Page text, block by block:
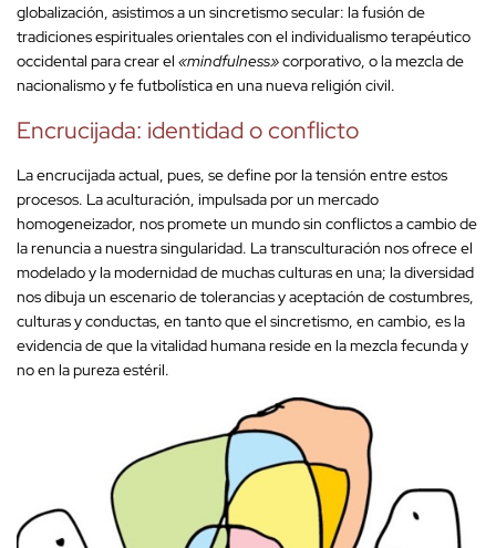
globalización, asistimos a un sincretismo secular: la fusión de
tradiciones espirituales orientales con el individualismo terapéutico
occidental para crear el «mindfulness»corporativo, o la mezcla de
nacionalismo y fe futbolística en una nueva religión civil.
Encrucijada: identidad o conflicto
La encrucijada actual, pues, se define por la tensión entre estos
procesos. La aculturación, impulsada por un mercado
homogeneizador, nos promete un mundo sin conflictos a cambio de
la renuncia a nuestra singularidad. La transculturación nos ofrece el
modelado y la modernidad de muchas culturas en una; la diversidad
nos dibuja un escenario de tolerancias y aceptación de costumbres,
culturas y conductas, en tanto que el sincretismo, en cambio, es la
evidencia de que la vitalidad humana reside en la mezcla fecunda y
no en la pureza estéril.